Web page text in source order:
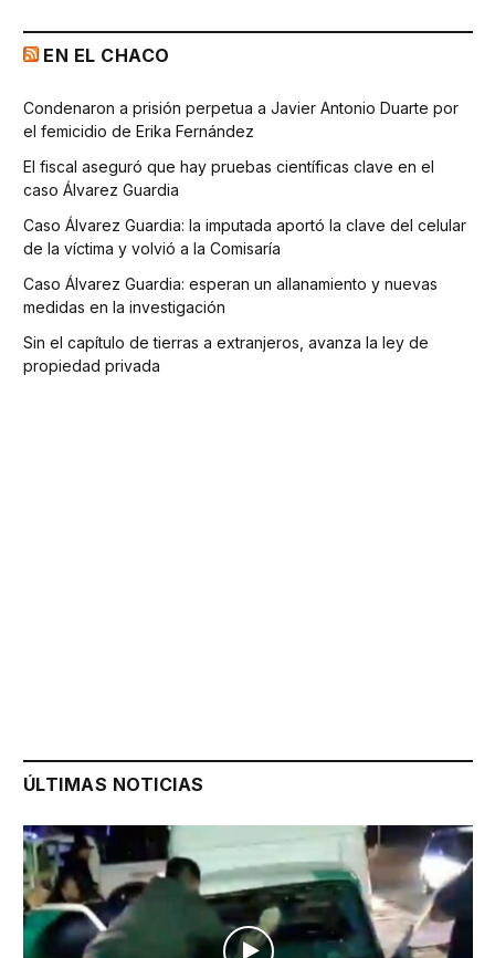
EN EL CHACO
Condenaron a prisión perpetua a Javier Antonio Duarte por
el femicidio de Erika Fernández
El fiscal aseguró que hay pruebas científicas clave en el
caso Álvarez Guardia
Caso Álvarez Guardia: la imputada aportó la clave del celular
de la víctima y volvió a la Comisaría
Caso Álvarez Guardia: esperan un allanamiento y nuevas
medidas en la investigación
Sin el capítulo de tierras a extranjeros, avanza la ley de
propiedad privada
ÚLTIMAS NOTICIAS